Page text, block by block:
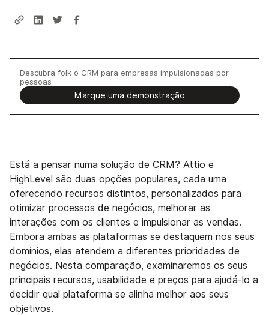
Descubra folk o CRM para empresas impulsionadas por
pessoas
Marque uma demonstração
Está a pensar numa solução de CRM? Attio e
HighLevel são duas opções populares, cada uma
oferecendo recursos distintos, personalizados para
otimizar processos de negócios, melhorar as
interações com os clientes e impulsionar as vendas.
Embora ambas as plataformas se destaquem nos seus
domínios, elas atendem a diferentes prioridades de
negócios. Nesta comparação, examinaremos os seus
principais recursos, usabilidade e preços para ajudá-lo a
decidir qual plataforma se alinha melhor aos seus
objetivos.